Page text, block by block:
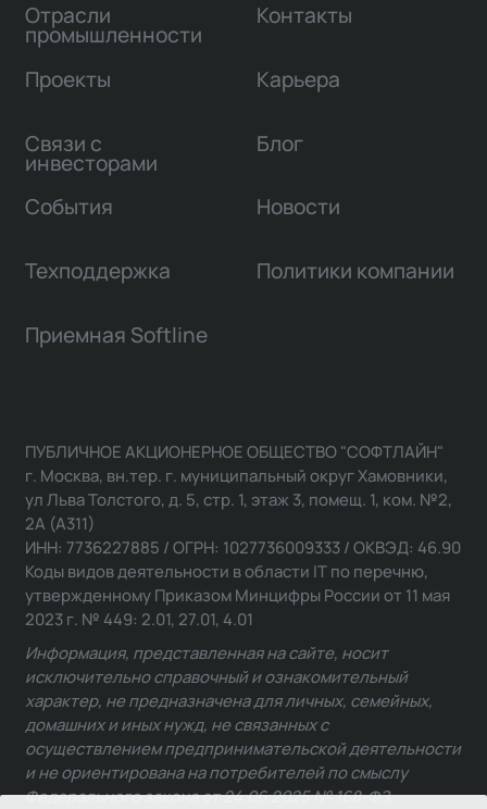
Отрасли
промышленности
Проекты
Связи с
инвесторами
Контакты
Карьера
Блог
События Новости
Техподдержка Политики компании
Приемная Softline
ПУБЛИЧНОЕ АКЦИОНЕРНОЕ ОБЩЕСТВО "СОФТЛАЙН"
г. Москва, вн.тер. г. муниципальный округ Хамовники,
ул Льва Толстого, д. 5, стр. 1, этаж 3, помещ. 1, ком. №2,
2А (А311)
ИНН: 7736227885 / ОГРН: 1027736009333 / ОКВЭД: 46.90
Коды видов деятельности в области IT по перечню,
утвержденному Приказом Минцифры России от 11 мая
2023 г. № 449: 2.01, 27.01, 4.01
Информация, представленная на сайте, носит
исключительно справочный и ознакомительный
характер, не предназначена для личных, семейных,
домашних и иных нужд, не связанных с
осуществлением предпринимательской деятельности
и не ориентирована на потребителей по смыслу
Федерального закона от 24.06.2025 № 168-ФЗ.